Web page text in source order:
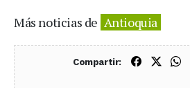
Más noticias de Antioquia
Compartir: